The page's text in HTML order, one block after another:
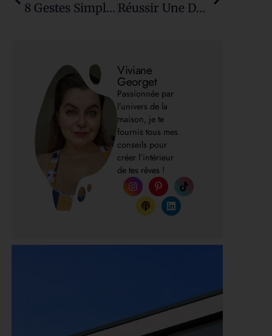
8 Gestes Simples Pour Réduire La Pollution De L’air Intérieur
Réussir Une Décoration D’inspiration Grecque
Viviane
Georget
Passionnée par
l’univers de la
maison, je te
fournis tous mes
conseils pour
créer l’intérieur
de tes rêves !